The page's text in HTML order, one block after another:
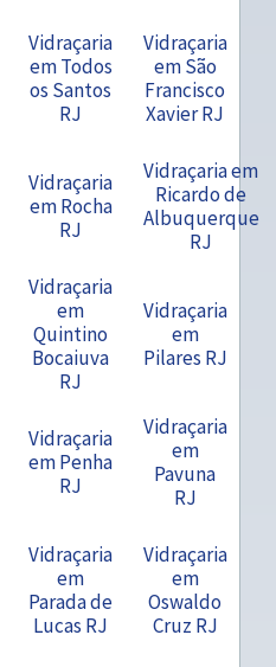
Vidraçaria
em Todos
os Santos
RJ
Vidraçaria
em São
Francisco
Xavier RJ
Vidraçaria
em Rocha
RJ
Vidraçaria em
Ricardo de
Albuquerque
RJ
Vidraçaria
em
Quintino
Bocaiuva
RJ
Vidraçaria
em
Pilares RJ
Vidraçaria
em Penha
RJ
Vidraçaria
em
Pavuna
RJ
Vidraçaria
em
Parada de
Lucas RJ
Vidraçaria
em
Oswaldo
Cruz RJ